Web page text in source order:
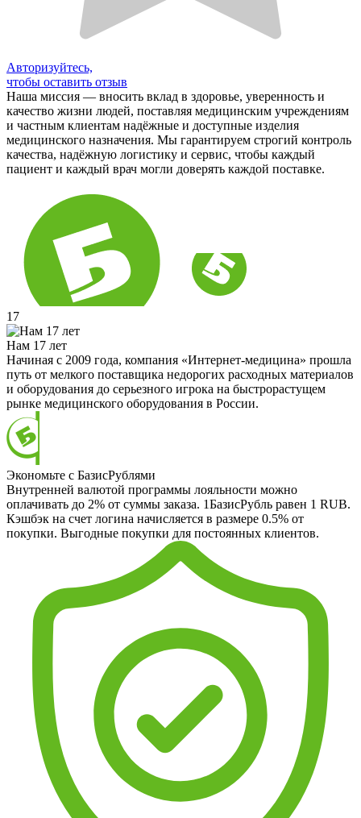
Авторизуйтесь,
чтобы оставить отзыв
Наша миссия — вносить вклад в здоровье, уверенность и
качество жизни людей, поставляя медицинским учреждениям
и частным клиентам надёжные и доступные изделия
медицинского назначения. Мы гарантируем строгий контроль
качества, надёжную логистику и сервис, чтобы каждый
пациент и каждый врач могли доверять каждой поставке.
17
Нам 17 лет
Начиная с 2009 года, компания «Интернет-медицина» прошла
путь от мелкого поставщика недорогих расходных материалов
и оборудования до серьезного игрока на быстрорастущем
рынке медицинского оборудования в России.
Экономьте с БазисРублями
Внутренней валютой программы лояльности можно
оплачивать до 2% от суммы заказа. 1БазисРубль равен 1 RUB.
Кэшбэк на счет логина начисляется в размере 0.5% от
покупки. Выгодные покупки для постоянных клиентов.